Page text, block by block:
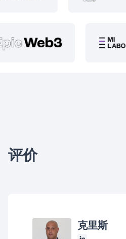
评价
克里斯